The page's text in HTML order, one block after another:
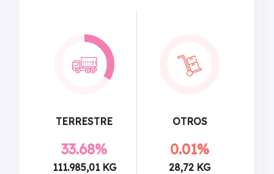
TERRESTRE
33.68%
111.985,01 KG
OTROS
0.01%
28,72 KG